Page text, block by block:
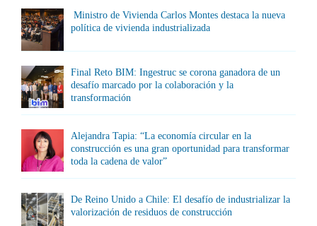
Ministro de Vivienda Carlos Montes destaca la nueva
política de vivienda industrializada
Final Reto BIM: Ingestruc se corona ganadora de un
desafío marcado por la colaboración y la
transformación
Alejandra Tapia: “La economía circular en la
construcción es una gran oportunidad para transformar
toda la cadena de valor”
De Reino Unido a Chile: El desafío de industrializar la
valorización de residuos de construcción